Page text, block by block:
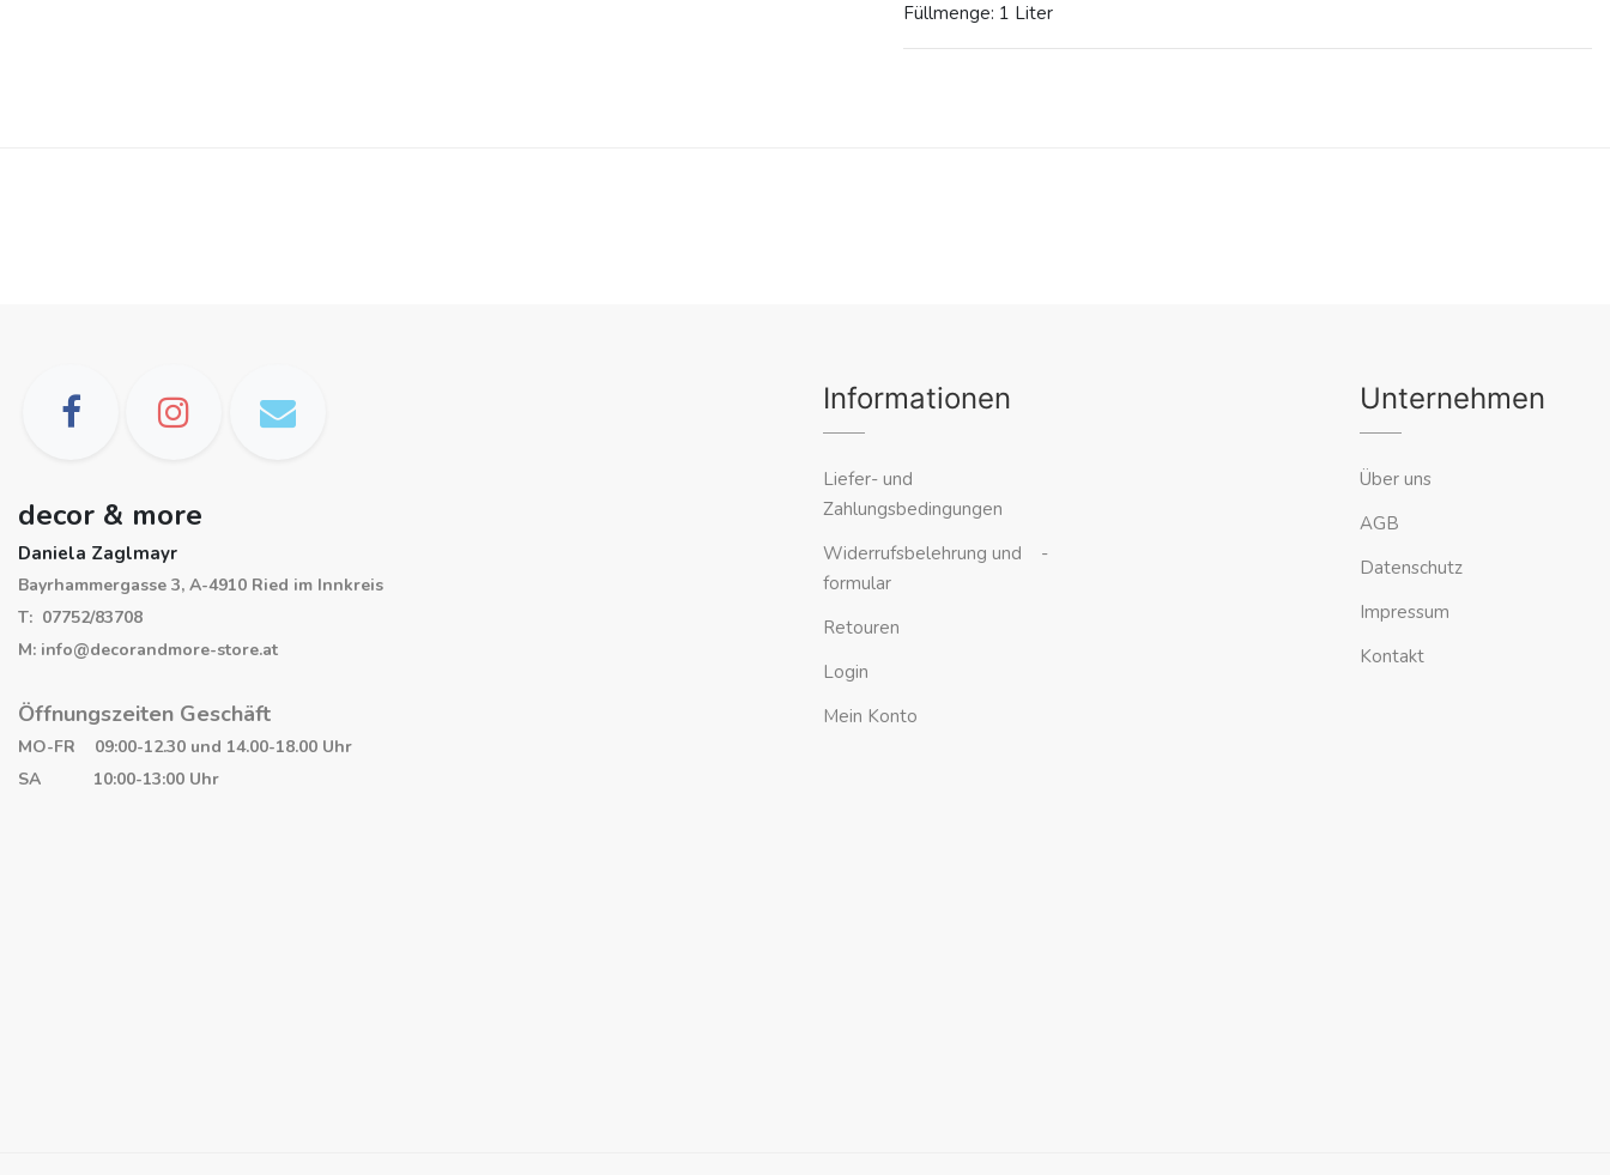
Füllmenge: 1 Liter
decor & more
Daniela Zaglmayr
Bayrhammergasse 3, A-4910 Ried im Innkreis
T: 07752/83708
M: info@decorandmore-store.at
Öffnungszeiten Geschäft
MO-FR 09:00-12.30 und 14.00-18.00 Uhr
SA 10:00-13:00 Uhr
Informationen
Liefer- und
Zahlungsbedingungen
Widerrufsbelehrung und -
formular
Retouren
Login
Mein Konto
Unternehmen
Über uns
AGB
Datenschutz
Impressum
Kontakt